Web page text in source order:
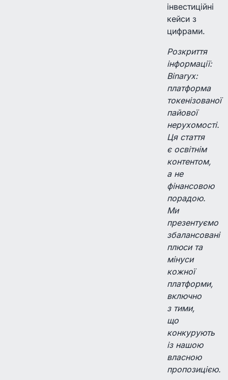
інвестиційні
кейси з
цифрами.
Розкриття
інформації:
Binaryx:
платформа
токенізованої
пайової
нерухомості.
Ця стаття
є освітнім
контентом,
а не
фінансовою
порадою.
Ми
презентуємо
збалансовані
плюси та
мінуси
кожної
платформи,
включно
з тими,
що
конкурують
із нашою
власною
пропозицією.